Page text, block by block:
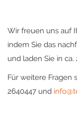
Wir freuen uns auf
indem Sie das
und laden Sie in
Für weitere Fragen
2640447 und